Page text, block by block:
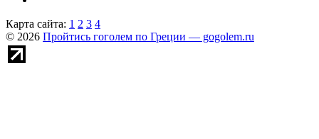
Карта сайта: 1 2 3 4
© 2026 Пройтись гоголем по Греции — gogolem.ru